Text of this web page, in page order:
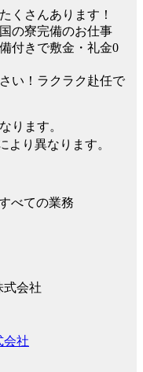
くさんあります！
の寮完備のお仕事
付きで敷金・礼金0
い！ラクラク赴任で
ります。
り異なります。
べての業務
会社